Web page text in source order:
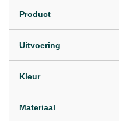
Product
Uitvoering
Kleur
Materiaal